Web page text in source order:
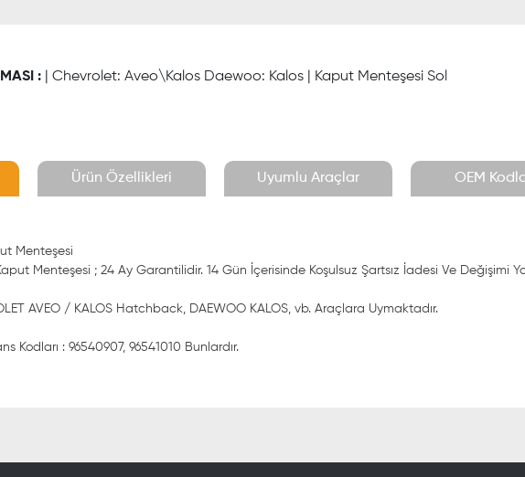
: | Chevrolet: Aveo\Kalos Daewoo: Kalos | Kaput Menteşesi Sol
Ürün Özellikleri Uyumlu Araçlar OEM
Menteşesi
Menteşesi ; 24 Ay Garantilidir. 14 Gün İçerisinde Koşulsuz Şartsız İadesi Ve Değişimi
AVEO / KALOS Hatchback, DAEWOO KALOS, vb. Araçlara Uymaktadır.
Kodları : 96540907, 96541010 Bunlardır.